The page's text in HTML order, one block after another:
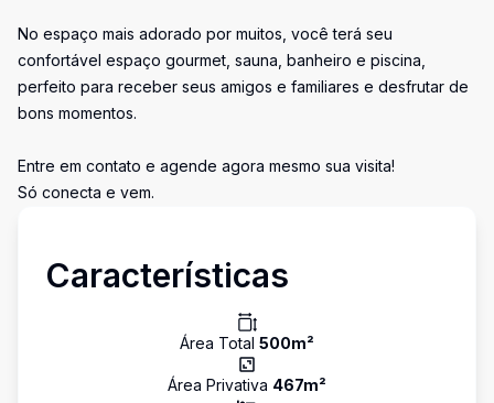
No espaço mais adorado por muitos, você terá seu
confortável espaço gourmet, sauna, banheiro e piscina,
perfeito para receber seus amigos e familiares e desfrutar de
bons momentos.
Entre em contato e agende agora mesmo sua visita!
Só conecta e vem.
Características
Área Total 500m²
Área Privativa 467m²